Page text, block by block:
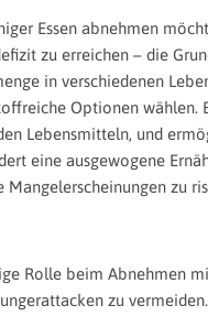
Essen abnehmen
zu erreichen – die
in verschiedenen
Optionen wählen.
Lebensmitteln, und
eine ausgewogene
zu
Rolle beim Abnehmen
zu